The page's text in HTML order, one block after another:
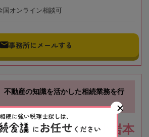
国オンライン相談可
事務所にメールする
不動産の知識を活かした相続業務を行
本税理士事務所 小岩本
相続に強い税理士探しは、
にお任せ ください